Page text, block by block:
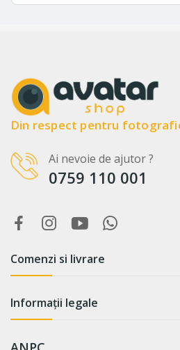
Din respect pentru
Ai nevoie de ajutor ?
0759 110 001
Comenzi si livrare
Informații legale